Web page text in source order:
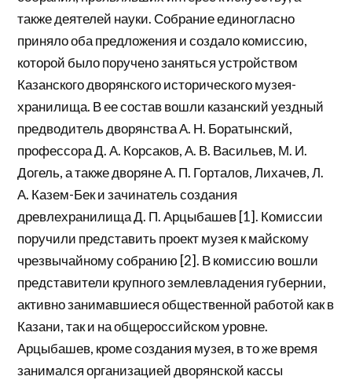
также деятелей науки. Собрание единогласно
приняло оба предложения и создало комиссию,
которой было поручено заняться устройством
Казанского дворянского исторического музея-
хранилища. В ее состав вошли казанский уездный
предводитель дворянства А. Н. Боратынский,
профессора Д. А. Корсаков, А. В. Васильев, М. И.
Догель, а также дворяне А. П. Горталов, Лихачев, Л.
А. Казем-Бек и зачинатель создания
древлехранилища Д. П. Арцыбашев [1]. Комиссии
поручили представить проект музея к майскому
чрезвычайному собранию [2]. В комиссию вошли
представители крупного землевладения губернии,
активно занимавшиеся общественной работой как в
Казани, так и на общероссийском уровне.
Арцыбашев, кроме создания музея, в то же время
занимался организацией дворянской кассы